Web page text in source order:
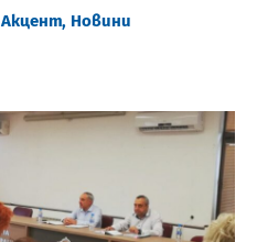
Акцент, Новини